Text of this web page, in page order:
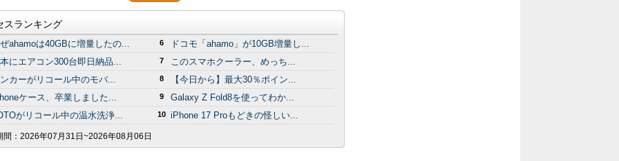
スランキング
ahamoは40GBに増量したの...
にエアコン300台即日納品...
カーがリコール中のモバ...
ケース、卒業しました...
がリコール中の温水洗浄...
6 ドコモ「ahamo」が10GB増量し...
7 このスマホクーラー、めっち...
8 【今日から】最大30％ポイン...
9 Galaxy Z Fold8を使ってわか...
10 iPhone 17 Proもどきの怪しい...
： 2026年07月31日~2026年08月06日